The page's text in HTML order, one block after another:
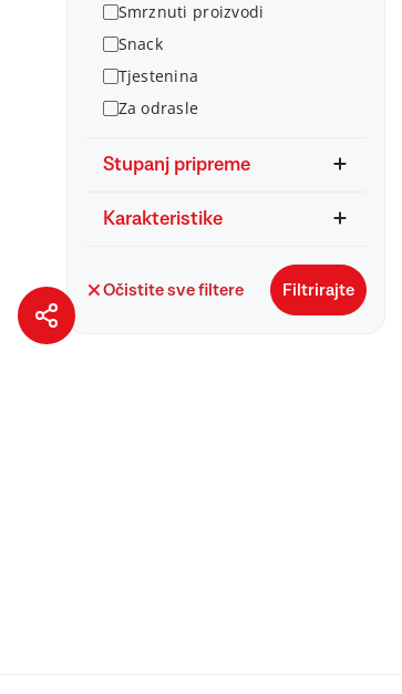
Smrznuti proizvodi
Snack
Tjestenina
Za odrasle
Stupanj pripreme
Karakteristike
Očistite sve filtere Filtrirajte